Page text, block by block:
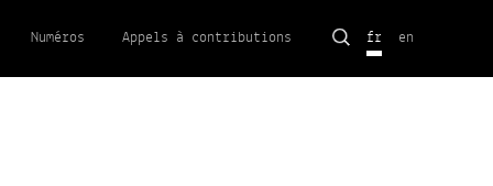
Numéros Appels à contributions
Rechercher :
fr en